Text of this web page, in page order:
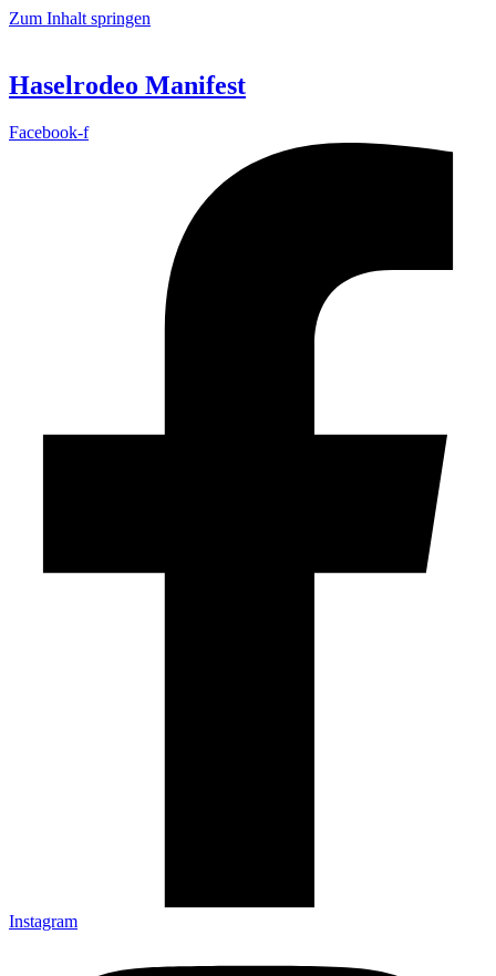
Zum Inhalt springen
Haselrodeo Manifest
Facebook-f
Instagram